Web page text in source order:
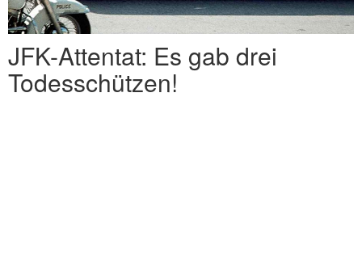
JFK-Attentat: Es gab drei
Todesschützen!